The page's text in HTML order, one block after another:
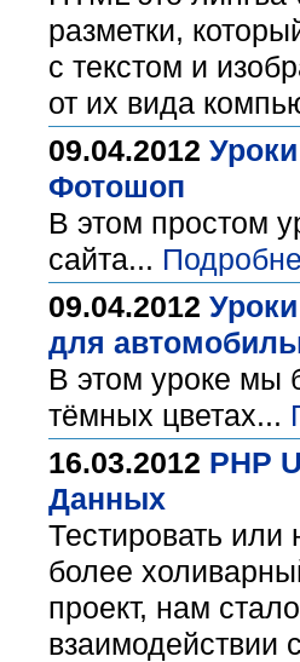
разметки,
с текстом и
от их вида
09.04.2012
Фотошоп
В этом простом
сайта...
09.04.2012
для
В этом уроке мы
тёмных цветах...
16.03.2012 PHP
Данных
Тестировать
более
проект, нам
взаимодействии